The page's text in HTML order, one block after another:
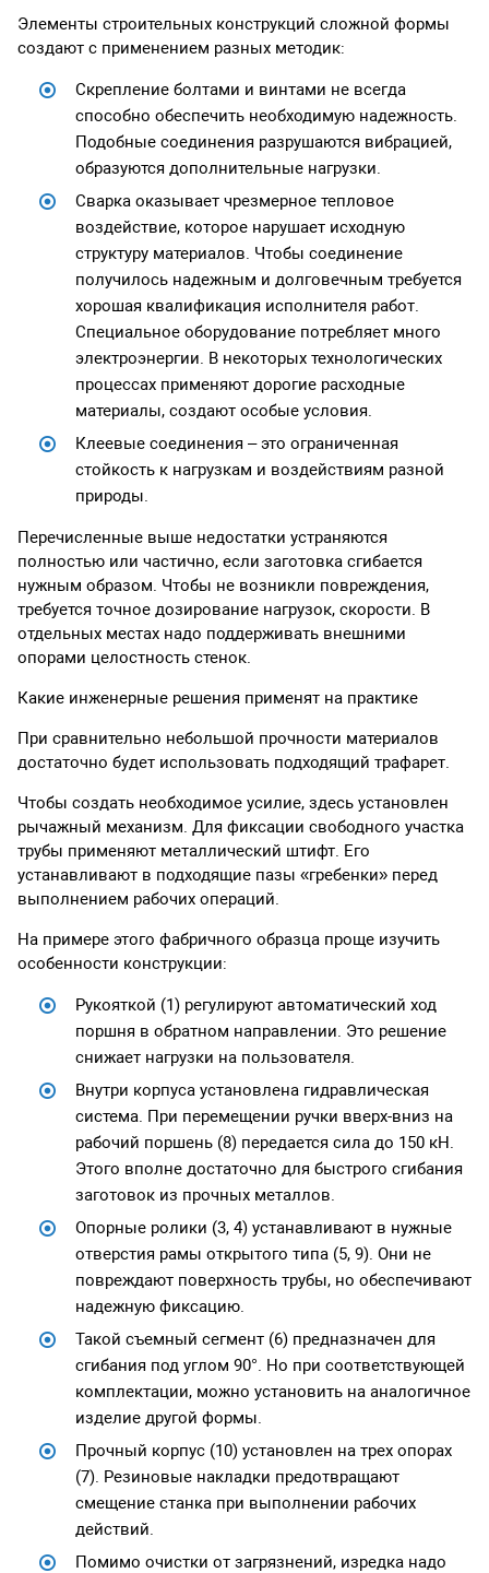
Элементы строительных конструкций сложной формы
создают с применением разных методик:
Скрепление болтами и винтами не всегда
способно обеспечить необходимую надежность.
Подобные соединения разрушаются вибрацией,
образуются дополнительные нагрузки.
Сварка оказывает чрезмерное тепловое
воздействие, которое нарушает исходную
структуру материалов. Чтобы соединение
получилось надежным и долговечным требуется
хорошая квалификация исполнителя работ.
Специальное оборудование потребляет много
электроэнергии. В некоторых технологических
процессах применяют дорогие расходные
материалы, создают особые условия.
Клеевые соединения – это ограниченная
стойкость к нагрузкам и воздействиям разной
природы.
Перечисленные выше недостатки устраняются
полностью или частично, если заготовка сгибается
нужным образом. Чтобы не возникли повреждения,
требуется точное дозирование нагрузок, скорости. В
отдельных местах надо поддерживать внешними
опорами целостность стенок.
Какие инженерные решения применят на практике
При сравнительно небольшой прочности материалов
достаточно будет использовать подходящий трафарет.
Чтобы создать необходимое усилие, здесь установлен
рычажный механизм. Для фиксации свободного участка
трубы применяют металлический штифт. Его
устанавливают в подходящие пазы «гребенки» перед
выполнением рабочих операций.
На примере этого фабричного образца проще изучить
особенности конструкции:
Рукояткой (1) регулируют автоматический ход
поршня в обратном направлении. Это решение
снижает нагрузки на пользователя.
Внутри корпуса установлена гидравлическая
система. При перемещении ручки вверх-вниз на
рабочий поршень (8) передается сила до 150 кН.
Этого вполне достаточно для быстрого сгибания
заготовок из прочных металлов.
Опорные ролики (3, 4) устанавливают в нужные
отверстия рамы открытого типа (5, 9). Они не
повреждают поверхность трубы, но обеспечивают
надежную фиксацию.
Такой съемный сегмент (6) предназначен для
сгибания под углом 90°. Но при соответствующей
комплектации, можно установить на аналогичное
изделие другой формы.
Прочный корпус (10) установлен на трех опорах
(7). Резиновые накладки предотвращают
смещение станка при выполнении рабочих
действий.
Помимо очистки от загрязнений, изредка надо